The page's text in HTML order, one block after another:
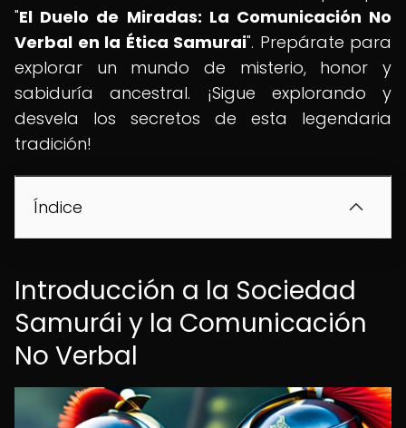
"El Duelo de Miradas: La Comunicación No
Verbal en la Ética Samurai". Prepárate para
explorar un mundo de misterio, honor y
sabiduría ancestral. ¡Sigue explorando y
desvela los secretos de esta legendaria
tradición!
Índice
Introducción a la Sociedad
Samurái y la Comunicación
No Verbal